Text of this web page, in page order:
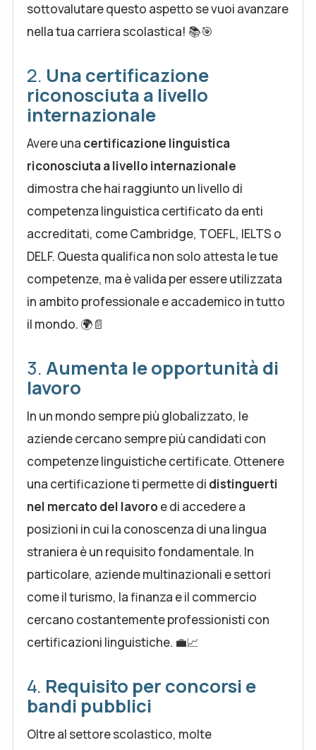
sottovalutare questo aspetto se vuoi avanzare
nella tua carriera scolastica! 📚🎯
2. Una certificazione
riconosciuta a livello
internazionale
Avere una certificazione linguistica
riconosciuta a livello internazionale
dimostra che hai raggiunto un livello di
competenza linguistica certificato da enti
accreditati, come Cambridge, TOEFL, IELTS o
DELF. Questa qualifica non solo attesta le tue
competenze, ma è valida per essere utilizzata
in ambito professionale e accademico in tutto
il mondo. 🌍📄
3. Aumenta le opportunità di
lavoro
In un mondo sempre più globalizzato, le
aziende cercano sempre più candidati con
competenze linguistiche certificate. Ottenere
una certificazione ti permette di distinguerti
nel mercato del lavoroe di accedere a
posizioni in cui la conoscenza di una lingua
straniera è un requisito fondamentale. In
particolare, aziende multinazionali e settori
come il turismo, la finanza e il commercio
cercano costantemente professionisti con
certificazioni linguistiche. 💼📈
4. Requisito per concorsi e
bandi pubblici
Oltre al settore scolastico, molte